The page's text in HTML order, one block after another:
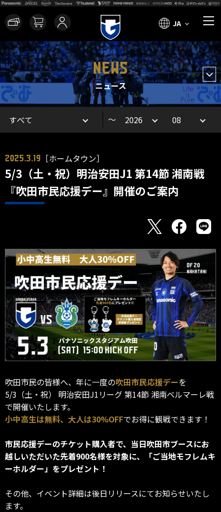
JA
NEWS
ニュース
～
2025.3.19 ［ホームタウン］
5/3（土・祝）明治安田J1 第14節 湘南戦
『吹田市民応援デー』開催のご案内
吹田市民の皆様へ、年に一度の吹田市民応援デーを
5/3（土・祝） 明治安田J1リーグ 第14節 湘南ベルマーレ戦
で開催いたします。
小中高生は無料、大人は30%OFFでお得に観戦できます！
市民応援デーのチケット購入者で、当日吹田市ブースにお
越しいただいた先着900名様を対象に、「ご当地モフレムキ
ーホルダー」をプレゼント！
その他、イベント詳細は後日リリースにてお知らせいたし
ます。